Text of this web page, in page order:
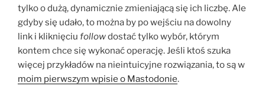
tylko o dużą, dynamicznie zmieniającą się ich liczbę. Ale
gdyby się udało, to można by po wejściu na dowolny
link i kliknięciu followdostać tylko wybór, którym
kontem chce się wykonać operację. Jeśli ktoś szuka
więcej przykładów na nieintuicyjne rozwiązania, to są w
moim pierwszym wpisie o Mastodonie.